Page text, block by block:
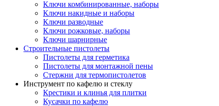
Ключи комбинированные, наборы
Ключи накидные и наборы
Ключи разводные
Ключи рожковые, наборы
Ключи шарнирные
Строительные пистолеты
Пистолеты для герметика
Пистолеты для монтажной пены
Стержни для термопистолетов
Инструмент по кафелю и стеклу
Крестики и клинья для плитки
Кусачки по кафелю